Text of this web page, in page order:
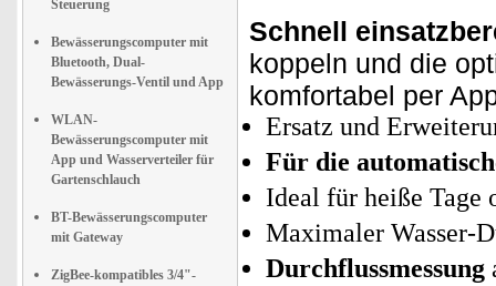
Steuerung
Bewässerungscomputer mit
Bluetooth, Dual-
Bewässerungs-Ventil und App
WLAN-
Bewässerungscomputer mit
App und Wasserverteiler für
Gartenschlauch
BT-Bewässerungscomputer
mit Gateway
ZigBee-kompatibles 3/4"-
Schnell
koppeln und die
komfortabel per
Ersatz und
Für die
Ideal für heiße Tage
Maximaler Wasser-
Durchflussmessung